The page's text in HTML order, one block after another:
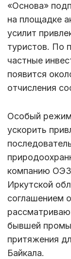
«Основа»
на площадке
усилит
туристов. По
частные
появится
отчисления
Особый
ускорить
компанию
Иркутской
соглашением
бывшей
притяжения
Байкала.